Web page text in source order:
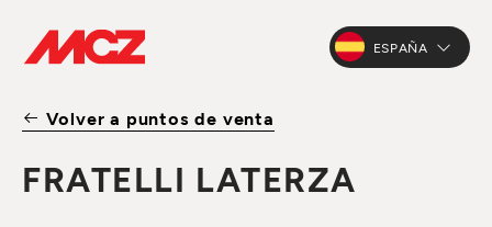
ESPAÑA
Volver a puntos de venta
FRATELLI LATERZA